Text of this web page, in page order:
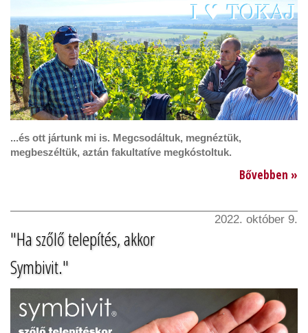
...és ott jártunk mi is. Megcsodáltuk, megnéztük,
megbeszéltük, aztán fakultatíve megkóstoltuk.
Bővebben »
2022. október 9.
"Ha szőlő telepítés, akkor
Symbivit."